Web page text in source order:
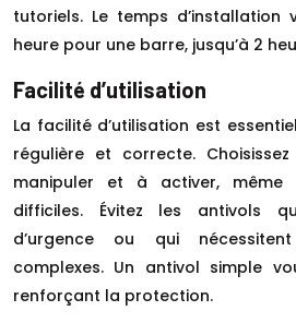
tutoriels. Le temps d’installation
heure pour une barre, jusqu’à 2
Facilité d’utilisation
La facilité d’utilisation est
régulière et correcte.
manipuler et à activer, même
difficiles. Évitez les antivols
d’urgence ou qui
complexes. Un antivol simple
renforçant la protection.